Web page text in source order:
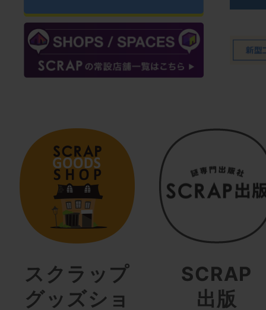
スクラップ
グッズショ
SCRAP
出版